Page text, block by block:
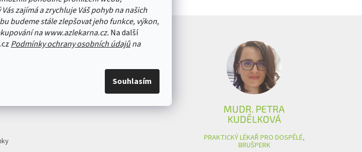
zajímá a zrychluje Váš pohyb na našich
budeme stále zlepšovat jeho funkce, výkon,
na www.azlekarna.cz. Na další
Podmínky ochrany osobních údajůna
Souhlasím
MUDR. PETRA
KUDĚLKOVÁ
PRAKTICKÝ LÉKAŘ PRO DOSPĚLÉ,
BRUŠPERK